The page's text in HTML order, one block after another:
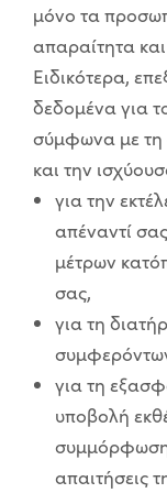
μόνο τα
απαραίτητα
Ειδικότερα,
δεδομένα για
σύμφωνα με τη
και την
για την
απέναντί
μέτρων
σας,
για τη
για τη
υποβολή
συμμόρφωση
απαιτήσεις